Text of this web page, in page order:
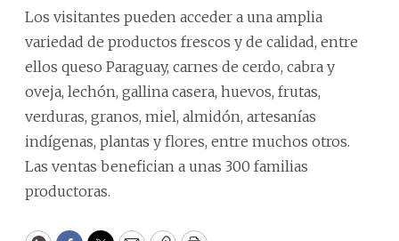
Los visitantes pueden acceder a una amplia
variedad de productos frescos y de calidad, entre
ellos queso Paraguay, carnes de cerdo, cabra y
oveja, lechón, gallina casera, huevos, frutas,
verduras, granos, miel, almidón, artesanías
indígenas, plantas y flores, entre muchos otros.
Las ventas benefician a unas 300 familias
productoras.